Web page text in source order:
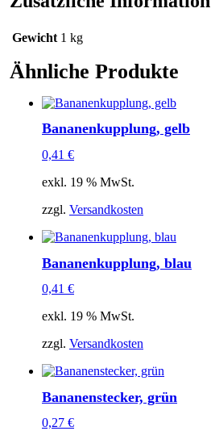
Gewicht 1 kg
Ähnliche Produkte
Bananenkupplung, gelb
0,41 €
exkl. 19 % MwSt.
zzgl. Versandkosten
Bananenkupplung, blau
0,41 €
exkl. 19 % MwSt.
zzgl. Versandkosten
Bananenstecker, grün
0,27 €